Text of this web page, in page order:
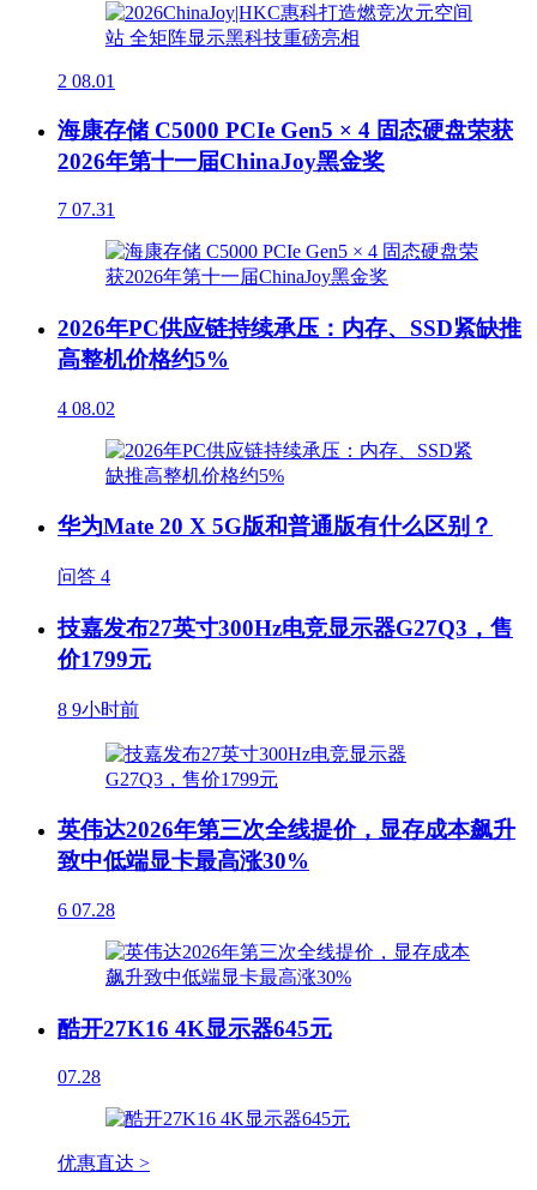
2 08.01
海康存储 C5000 PCIe Gen5 × 4 固态硬盘荣获
2026年第十一届ChinaJoy黑金奖
7 07.31
2026年PC供应链持续承压：内存、SSD紧缺推
高整机价格约5%
4 08.02
华为Mate 20 X 5G版和普通版有什么区别？
问答 4
技嘉发布27英寸300Hz电竞显示器G27Q3，售
价1799元
8 9小时前
英伟达2026年第三次全线提价，显存成本飙升
致中低端显卡最高涨30%
6 07.28
酷开27K16 4K显示器645元
07.28
优惠直达 >